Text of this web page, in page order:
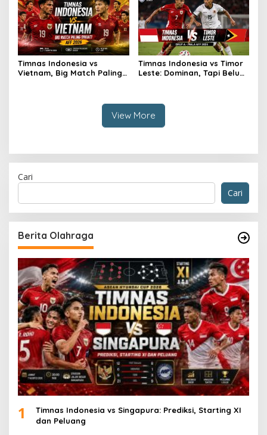
Timnas Indonesia vs
Vietnam, Big Match Paling
Timnas Indonesia vs Timor
Leste: Dominan, Tapi Belum
View More
Cari
Cari
Berita Olahraga
1
Timnas Indonesia vs Singapura: Prediksi, Starting XI
dan Peluang